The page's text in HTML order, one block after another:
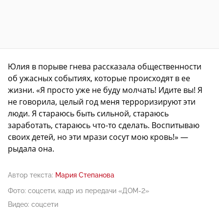
Юлия в порыве гнева рассказала общественности
об ужасных событиях, которые происходят в ее
жизни. «Я просто уже не буду молчать! Идите вы! Я
не говорила, целый год меня терроризируют эти
люди. Я стараюсь быть сильной, стараюсь
заработать, стараюсь что-то сделать. Воспитываю
своих детей, но эти мрази сосут мою кровь!» —
рыдала она.
Автор текста: Мария Степанова
Фото: соцсети, кадр из передачи «ДОМ-2»
Видео: соцсети